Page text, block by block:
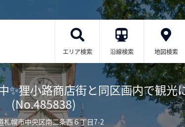
エリア検索 沿線検索 地図検索
狸小路商店街と同区画内で観光
(No.485838)
札幌市中央区南二条西６丁目7-2